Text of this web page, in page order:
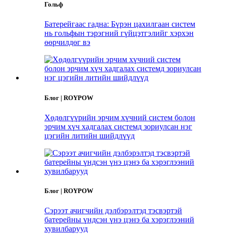
Гольф
Батерейгаас гадна: Бүрэн цахилгаан систем
нь гольфын тэрэгний гүйцэтгэлийг хэрхэн
өөрчилдөг вэ
Блог | ROYPOW
Хөдөлгүүрийн эрчим хүчний систем болон
эрчим хүч хадгалах системд зориулсан нэг
цэгийн литийн шийдлүүд
Блог | ROYPOW
Сэрээт ачигчийн дэлбэрэлтэд тэсвэртэй
батерейны үндсэн үнэ цэнэ ба хэрэглээний
хувилбарууд